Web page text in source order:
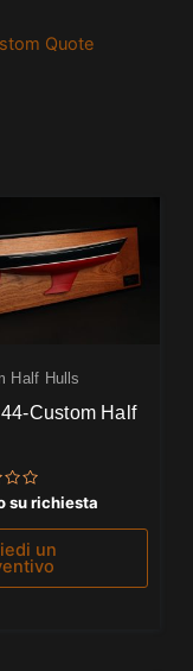
Quote
Half Hulls
Custom Half
su richiesta
un